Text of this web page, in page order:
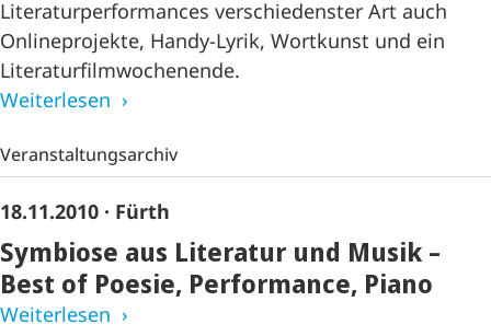
Literaturperformances verschiedenster Art auch
Onlineprojekte, Handy-Lyrik, Wortkunst und ein
Literaturfilmwochenende.
Weiterlesen
Veranstaltungsarchiv
18.11.2010 · Fürth
Symbiose aus Literatur und Musik –
Best of Poesie, Performance, Piano
Weiterlesen